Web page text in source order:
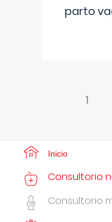
parto
1
Inicio
Consultorio
Consultorio